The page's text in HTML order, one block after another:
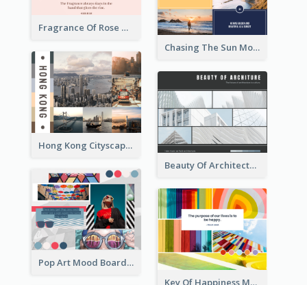
Fragrance Of Rose Mood Board
Chasing The Sun Mood Board
Hong Kong Cityscape Mood Board
Beauty Of Architecture Mood Board
Pop Art Mood Board
Key Of Happiness Mood Board